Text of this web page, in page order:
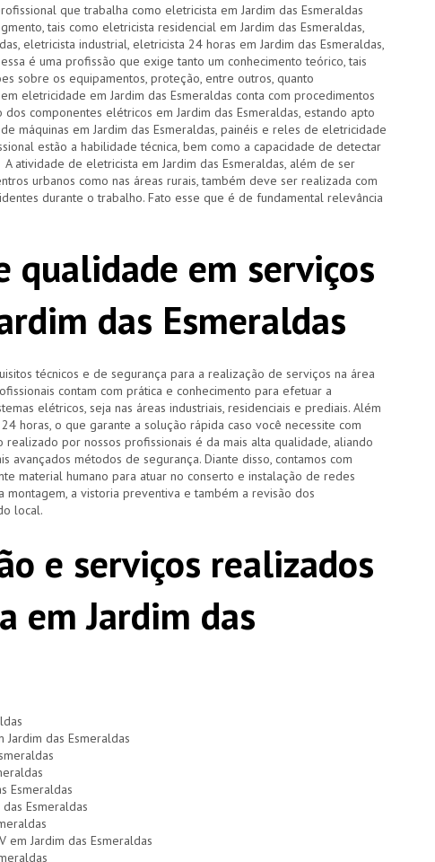
que trabalha como eletricista em Jardim das Esmeraldas
tais como eletricista residencial em Jardim das Esmeraldas,
eletricista industrial, eletricista 24 horas em Jardim das Esmeraldas,
é uma profissão que exige tanto um conhecimento teórico, tais
sobre os equipamentos, proteção, entre outros, quanto
eletricidade em Jardim das Esmeraldas conta com procedimentos
componentes elétricos em Jardim das Esmeraldas, estando apto
máquinas em Jardim das Esmeraldas, painéis e reles de eletricidade
estão a habilidade técnica, bem como a capacidade de detectar
atividade de eletricista em Jardim das Esmeraldas, além de ser
urbanos como nas áreas rurais, também deve ser realizada com
durante o trabalho. Fato esse que é de fundamental relevância
qualidade em serviços
das Esmeraldas
técnicos e de segurança para a realização de serviços na área
contam com prática e conhecimento para efetuar a
elétricos, seja nas áreas industriais, residenciais e prediais. Além
horas, o que garante a solução rápida caso você necessite com
por nossos profissionais é da mais alta qualidade, aliando
avançados métodos de segurança. Diante disso, contamos com
material humano para atuar no conserto e instalação de redes
montagem, a vistoria preventiva e também a revisão dos
local.
e serviços realizados
em Jardim das
das Esmeraldas
Esmeraldas
Esmeraldas
em Jardim das Esmeraldas